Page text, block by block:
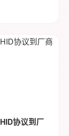
协议到厂